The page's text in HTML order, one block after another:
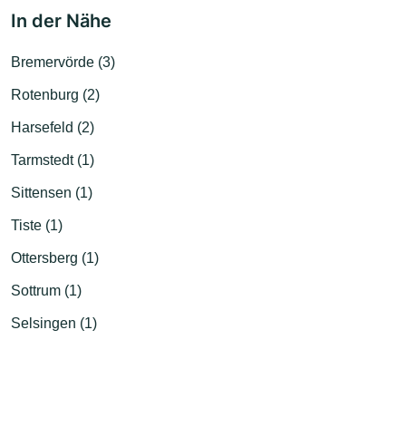
In der Nähe
Bremervörde (3)
Rotenburg (2)
Harsefeld (2)
Tarmstedt (1)
Sittensen (1)
Tiste (1)
Ottersberg (1)
Sottrum (1)
Selsingen (1)